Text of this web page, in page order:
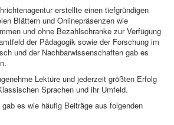
erstellte einen tiefgründigen
Blättern und Onlinepräsenzen wie
und ohne Bezahlschranke zur Verfügung
der Pädagogik sowie der Forschung im
und der Nachbarwissenschaften gab es
Lektüre und jederzeit größten Erfolg
Sprachen und ihr Umfeld.
es wie häufig Beiträge aus folgenden